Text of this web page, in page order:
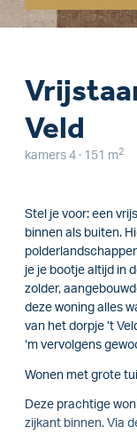
Veld
kamers 4 · 151 m 2
Stel je voor: een
binnen als buiten.
je je bootje altijd in
zolder,
deze woning alles
van het dorpje ’t
‘m vervolgens
Wonen met grote
Deze prachtige
zijkant binnen. Via